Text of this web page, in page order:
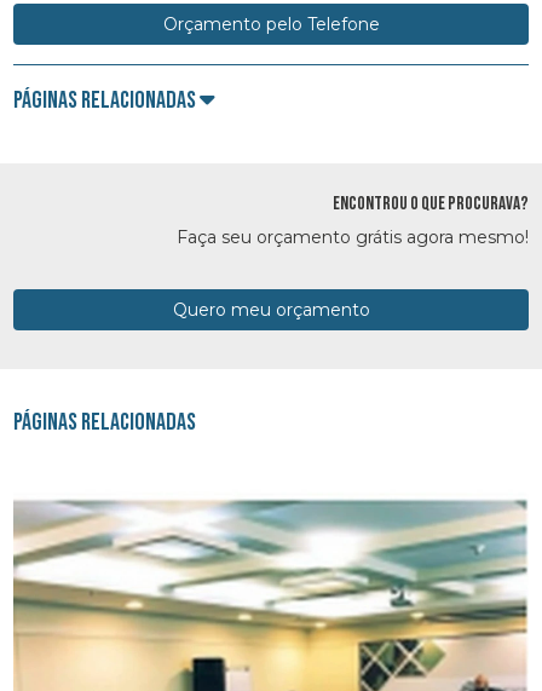
Orçamento pelo Telefone
Páginas Relacionadas
ENCONTROU O QUE PROCURAVA?
Faça seu orçamento grátis agora mesmo!
Quero meu orçamento
Páginas Relacionadas